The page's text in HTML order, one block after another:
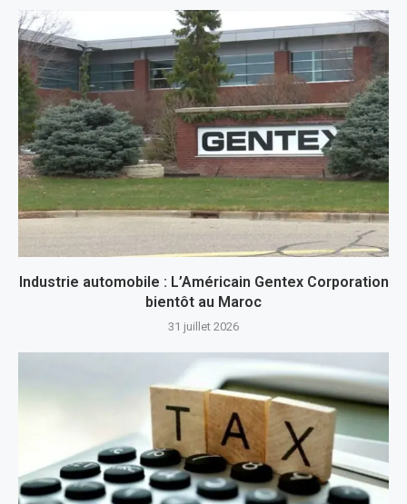
Industrie automobile : L’Américain Gentex Corporation
bientôt au Maroc
31 juillet 2026